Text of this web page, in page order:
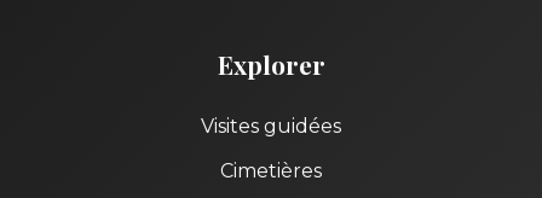
Explorer
Visites guidées
Cimetières